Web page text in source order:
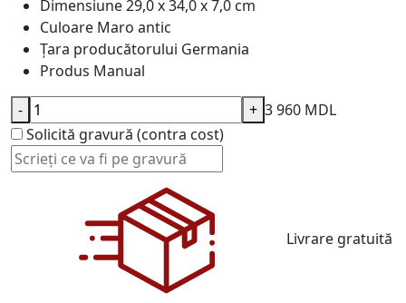
Dimensiune29,0 x 34,0 x 7,0 cm
Culoare Maro antic
Țara producătorului Germania
Produs Manual
3 960 MDL
Solicită gravură (contra cost)
- +
Livrare gratuită